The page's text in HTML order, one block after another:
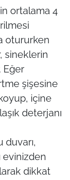
ortalama 4
otururken
sineklerin
Eğer
şişesine
içine
deterjanı
evinizden
dikkat